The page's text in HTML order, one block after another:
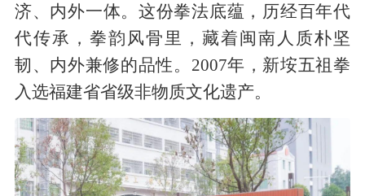
济、内外一体。这份拳法底蕴，历经百年代
代传承，拳韵风骨里，藏着闽南人质朴坚
韧、内外兼修的品性。 2007年，新垵五祖拳
入选福建省省级非物质文化遗产。